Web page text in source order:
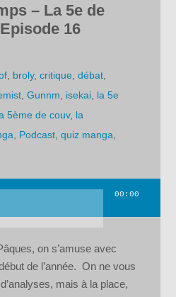
– La 5e de
16
broly,critique ,débat
,Gunnm isekai la 5e
5ème de couv, la
Podcast ,quiz manga
00:00
on s’amuse avec
de l’année. On ne vous
mais à la place,